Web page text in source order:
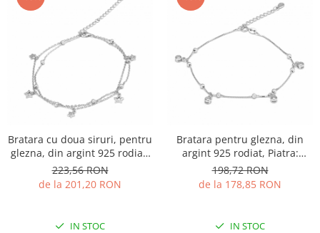
Bratara cu doua siruri, pentru
glezna, din argint 925 rodiat,
Piatra: cubic zirconia, Culoare:
transparenta, Sonis Silver
223,56 RON
de la 201,20 RON
IN STOC
Bratara pentru glezna, din
argint 925 rodiat, Piatra:
zirconia fatetata, Culoare:
transparenta, Sonis Silver
198,72 RON
de la 178,85 RON
IN STOC